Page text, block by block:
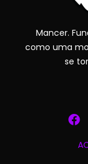
Mancer.
como uma
se